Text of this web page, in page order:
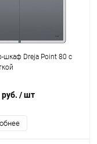
шкаф Dreja Point 80 c
/ шт